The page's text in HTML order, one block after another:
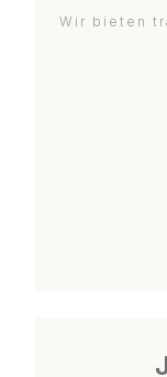
Wir bieten